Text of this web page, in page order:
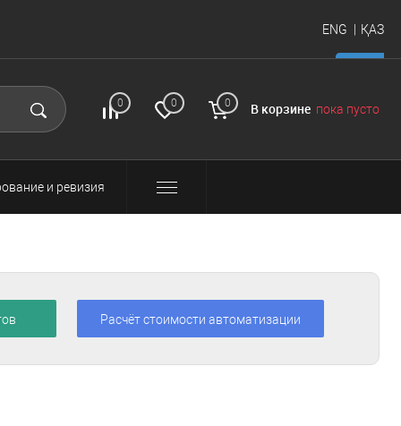
ENG ҚАЗ
регистрация
0 0 0 В корзине пока пусто
и ревизия
Расчёт стоимости автоматизации